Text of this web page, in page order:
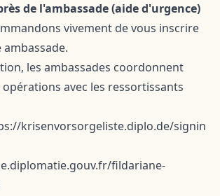
de l'ambassade (aide d'urgence)
vivement de vous inscrire
les ambassades coordonnent
avec les ressortissants
krisenvorsorgeliste.diplo.de/signin
fildariane-